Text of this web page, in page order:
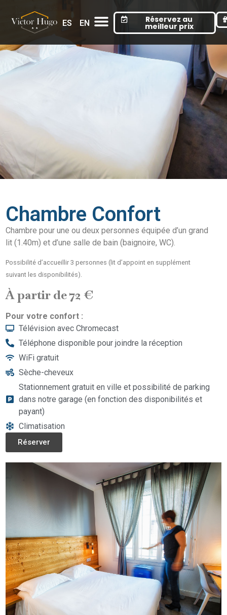
ES EN Réservez au
meilleur prix
Chambre Confort
Chambre pour une ou deux personnes équipée d’un grand
lit (1.40m) et d’une salle de bain (baignoire, WC).
Possibilité d’accueillir 3 personnes (lit d’appoint en supplément
suivant les disponibilités).
À partir de 72 €
Pour votre confort :
Télévision avec Chromecast
Téléphone disponible pour joindre la réception
WiFi gratuit
Sèche-cheveux
Stationnement gratuit en ville et possibilité de parking
dans notre garage (en fonction des disponibilités et
payant)
Climatisation
Réserver